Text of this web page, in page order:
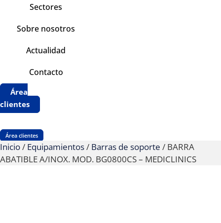
Sectores
Sobre nosotros
Actualidad
Contacto
Área
clientes
Área clientes
Inicio/ Equipamientos/ Barras de soporte / BARRA
ABATIBLE A/INOX. MOD. BG0800CS – MEDICLINICS